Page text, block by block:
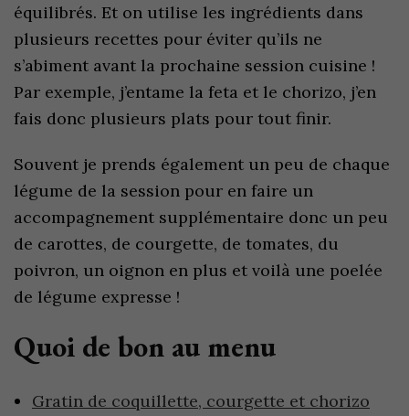
équilibrés. Et on utilise les ingrédients dans
plusieurs recettes pour éviter qu’ils ne
s’abiment avant la prochaine session cuisine !
Par exemple, j’entame la feta et le chorizo, j’en
fais donc plusieurs plats pour tout finir.
Souvent je prends également un peu de chaque
légume de la session pour en faire un
accompagnement supplémentaire donc un peu
de carottes, de courgette, de tomates, du
poivron, un oignon en plus et voilà une poelée
de légume expresse !
Quoi de bon au menu
Gratin de coquillette, courgette et chorizo